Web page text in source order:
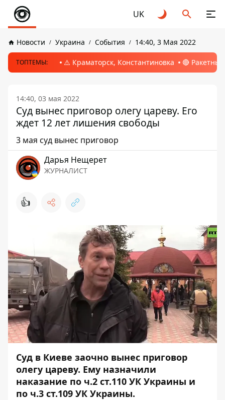
UK
Новости Украина События 14:40, 3 Мая 2022
ТОПТЕМЫ: ⚠️ Краматорск, Константиновка 🔴
14:40, 03 мая 2022
Суд вынес приговор олегу цареву. Его
ждет 12 лет лишения свободы
3 мая суд вынес приговор
Дарья Нещерет
ЖУРНАЛИСТ
👍
Суд в Киеве заочно вынес приговор
олегу цареву. Ему назначили
наказание по ч.2 ст.110 УК Украины и
по ч.3 ст.109 УК Украины.